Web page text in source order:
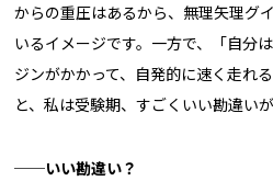
からの重圧はあるから、無理矢理グ
いるイメージです。一方で、「自分
ジンがかかって、自発的に速く走れ
と、私は受験期、すごくいい勘違い
──いい勘違い？